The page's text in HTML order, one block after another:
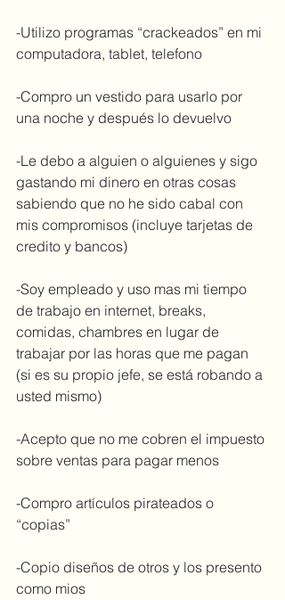
-Utilizo programas “crackeados” en mi
computadora, tablet, telefono
-Compro un vestido para usarlo por
una noche y después lo devuelvo
-Le debo a alguien o alguienes y sigo
gastando mi dinero en otras cosas
sabiendo que no he sido cabal con
mis compromisos (incluye tarjetas de
credito y bancos)
-Soy empleado y uso mas mi tiempo
de trabajo en internet, breaks,
comidas, chambres en lugar de
trabajar por las horas que me pagan
(si es su propio jefe, se está robando a
usted mismo)
-Acepto que no me cobren el impuesto
sobre ventas para pagar menos
-Compro artículos pirateados o
“copias”
-Copio diseños de otros y los presento
como mios